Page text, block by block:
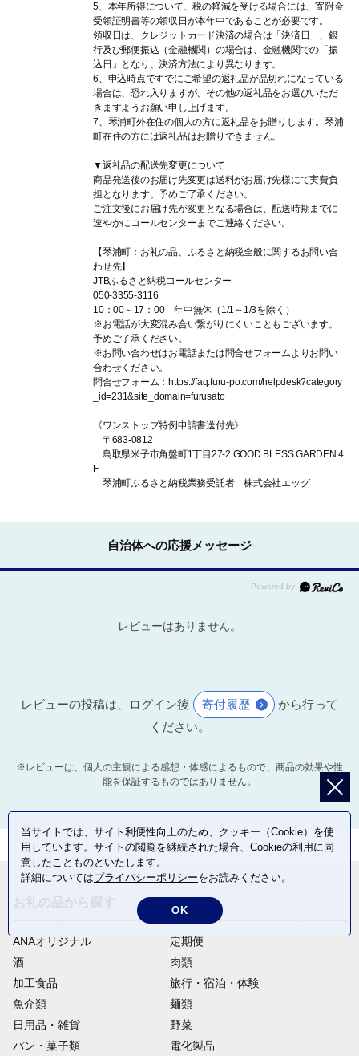
5、本年所得について、税の軽減を受ける場合には、寄附金
受領証明書等の領収日が本年中であることが必要です。
領収日は、クレジットカード決済の場合は「決済日」、銀
行及び郵便振込（金融機関）の場合は、金融機関での「振
込日」となり、決済方法により異なります。
6、申込時点ですでにご希望の返礼品が品切れになっている
場合は、恐れ入りますが、その他の返礼品をお選びいただ
きますようお願い申し上げます。
7、琴浦町外在住の個人の方に返礼品をお贈りします。琴浦
町在住の方には返礼品はお贈りできません。
▼返礼品の配送先変更について
商品発送後のお届け先変更は送料がお届け先様にて実費負
担となります。予めご了承ください。
ご注文後にお届け先が変更となる場合は、配送時期までに
速やかにコールセンターまでご連絡ください。
【琴浦町：お礼の品、ふるさと納税全般に関するお問い合
わせ先】
JTBふるさと納税コールセンター
050-3355-3116
10：00～17：00 年中無休（1/1～1/3を除く）
※お電話が大変混み合い繋がりにくいこともございます。
予めご了承ください。
※お問い合わせはお電話または問合せフォームよりお問い
合わせください。
問合せフォーム：https://faq.furu-po.com/helpdesk?category
_id=231&site_domain=furusato
《ワンストップ特例申請書送付先》
〒683-0812
鳥取県米子市角盤町1丁目27-2 GOOD BLESS GARDEN 4
F
琴浦町ふるさと納税業務受託者 株式会社エッグ
自治体への応援メッセージ
レビューはありません。
レビューの投稿は、ログイン後 寄付履歴
から行って
ください。
※レビューは、個人の主観による感想・体感によるもので、商品の効果や性
能を保証するものではありません。
ANAオリジナル
定期便
酒
肉類
加工食品
旅行・宿泊・体験
魚介類
麺類
日用品・雑貨
野菜
パン・菓子類
電化製品
当サイトでは、サイト利便性向上のため、クッキー（Cookie）を使
用しています。サイトの閲覧を継続された場合、Cookieの利用に同
意したことものといたします。
詳細についてはプライバシーポリシーをお読みください。
OK